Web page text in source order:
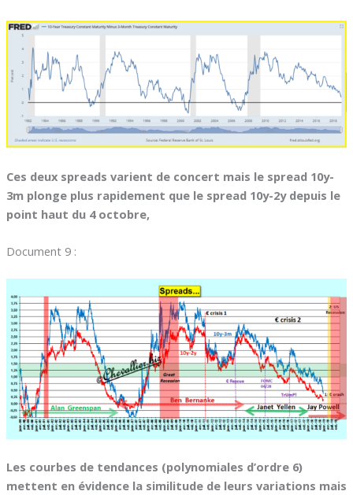
Ces deux spreads varient de concert mais le spread 10y-
3m plonge plus rapidement que le spread 10y-2y depuis le
point haut du 4 octobre,
Document 9 :
Les courbes de tendances (polynomiales d’ordre 6)
mettent en évidence la similitude de leurs variations mais